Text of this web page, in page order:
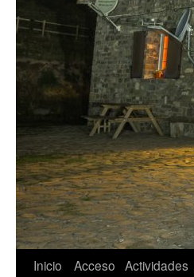
Inicio Acceso Actividades